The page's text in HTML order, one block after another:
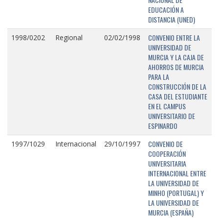
EDUCACIÓN A
DISTANCIA (UNED)
1998/0202 Regional 02/02/1998
CONVENIO ENTRE LA
UNIVERSIDAD DE
MURCIA Y LA CAJA DE
AHORROS DE MURCIA
PARA LA
CONSTRUCCIÓN DE LA
CASA DEL ESTUDIANTE
EN EL CAMPUS
UNIVERSITARIO DE
ESPINARDO
1997/1029 Internacional 29/10/1997
CONVENIO DE
COOPERACIÓN
UNIVERSITARIA
INTERNACIONAL ENTRE
LA UNIVERSIDAD DE
MINHO (PORTUGAL) Y
LA UNIVERSIDAD DE
MURCIA (ESPAÑA)